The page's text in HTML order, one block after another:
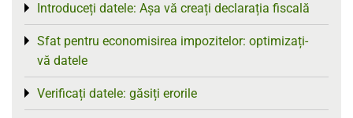
Introduceți datele: Așa vă creați declarația fiscală
Toggle menu
Sfat pentru economisirea impozitelor: optimizați-
vă datele
Toggle menu
Verificați datele: găsiți erorile
Toggle menu